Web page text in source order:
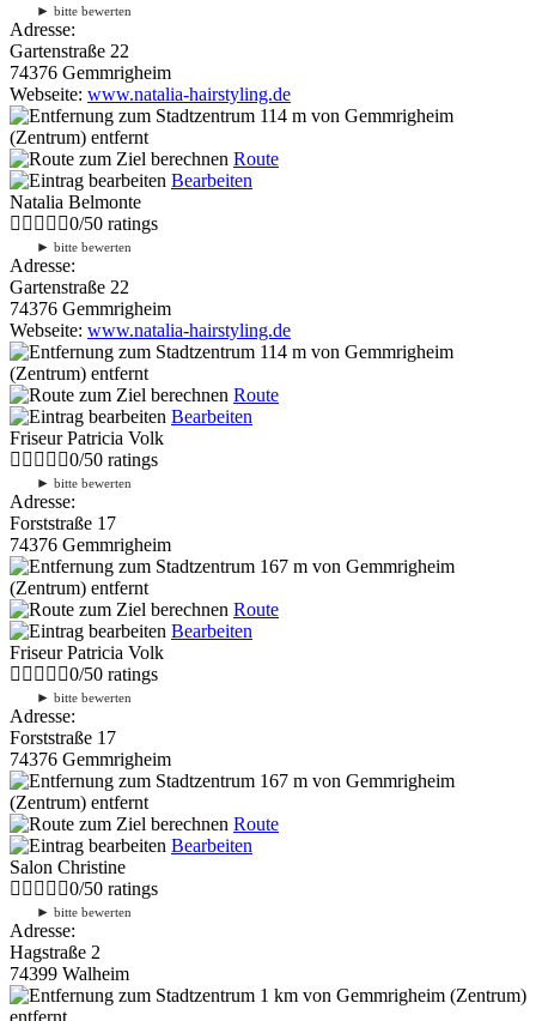
► bitte bewerten
Adresse:
Gartenstraße 22
74376 Gemmrigheim
Webseite: www.natalia-hairstyling.de
114 m von Gemmrigheim
(Zentrum) entfernt
Route
Bearbeiten
Natalia Belmonte
0/50 ratings
► bitte bewerten
Adresse:
Gartenstraße 22
74376 Gemmrigheim
Webseite: www.natalia-hairstyling.de
114 m von Gemmrigheim
(Zentrum) entfernt
Route
Bearbeiten
Friseur Patricia Volk
0/50 ratings
► bitte bewerten
Adresse:
Forststraße 17
74376 Gemmrigheim
167 m von Gemmrigheim
(Zentrum) entfernt
Route
Bearbeiten
Friseur Patricia Volk
0/50 ratings
► bitte bewerten
Adresse:
Forststraße 17
74376 Gemmrigheim
167 m von Gemmrigheim
(Zentrum) entfernt
Route
Bearbeiten
Salon Christine
0/50 ratings
► bitte bewerten
Adresse:
Hagstraße 2
74399 Walheim
1 km von Gemmrigheim (Zentrum)
entfernt